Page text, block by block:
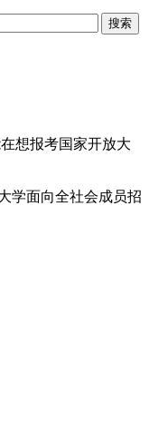
想报考国家开放大
学面向全社会成员招